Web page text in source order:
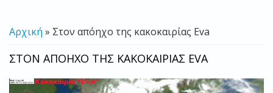
ΕΙΣΤΕ ΕΔΩ
Αρχική » Στον απόηχο της κακοκαιρίας Eva
ΣΤΟΝ ΑΠΟΗΧΟ ΤΗΣ ΚΑΚΟΚΑΙΡΙΑΣ EVA